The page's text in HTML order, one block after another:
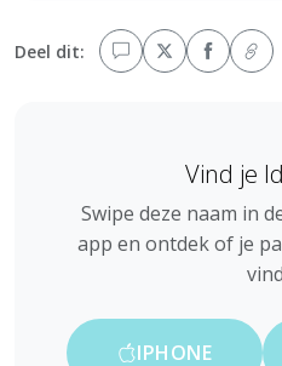
Deel dit:
Vind je
Swipe deze naam in
app en ontdek of je
IPHONE